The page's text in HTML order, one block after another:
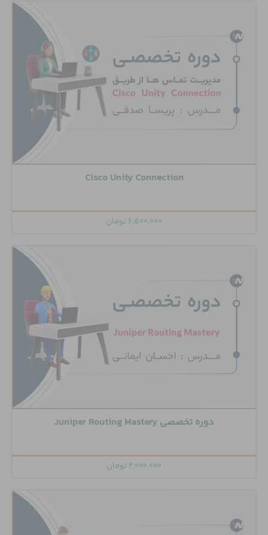
Cisco Unity Connection
۶,۵۰۰,۰۰۰ تومان
دوره تخصصی Juniper Routing Mastery
۲,۰۰۰,۰۰۰ تومان